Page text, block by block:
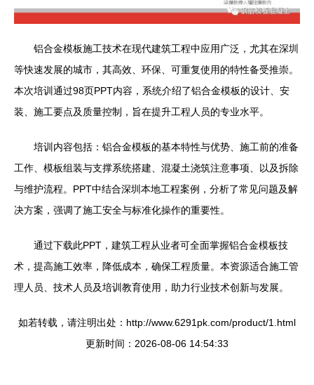
铝合金模板施工技术在现代建筑工程中应用广泛，尤其在深圳
等快速发展的城市，其高效、环保、可重复使用的特性备受推崇。
本次培训通过98页PPT内容，系统介绍了铝合金模板的设计、安
装、施工要点及质量控制，旨在提升工程人员的专业水平。
培训内容包括：铝合金模板的基本特性与优势、施工前的准备
工作、模板组装与支撑系统搭建、混凝土浇筑注意事项、以及拆除
与维护流程。PPT中结合深圳本地工程案例，分析了常见问题及解
决方案，强调了施工安全与标准化操作的重要性。
通过下载此PPT，建筑工程从业者可全面掌握铝合金模板技
术，提高施工效率，降低成本，确保工程质量。本资源适合施工管
理人员、技术人员及培训教育使用，助力行业技术创新与发展。
如若转载，请注明出处：http://www.6291pk.com/product/1.html
更新时间：2026-08-06 14:54:33